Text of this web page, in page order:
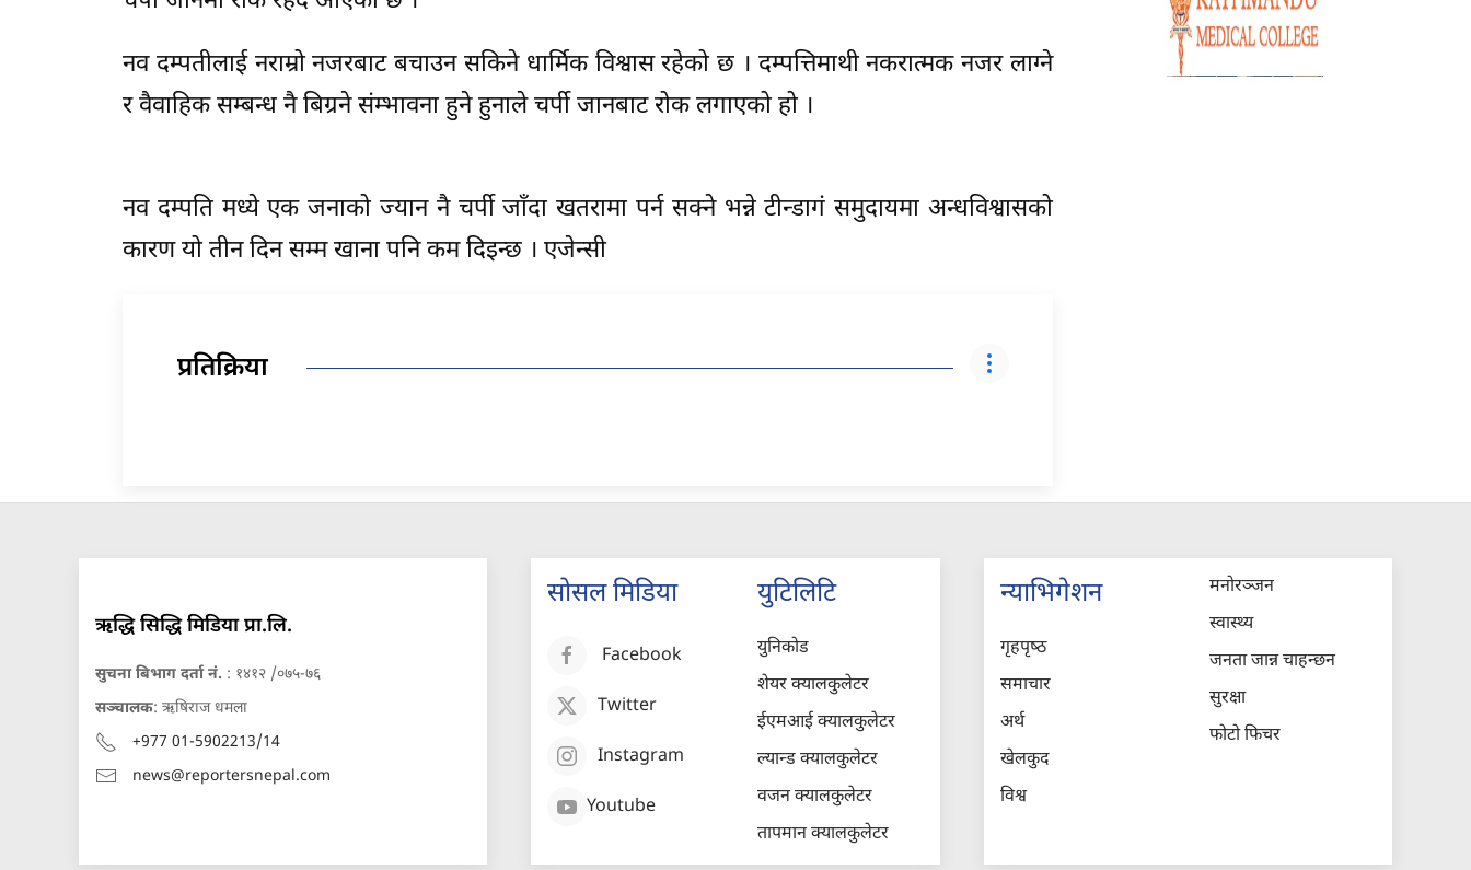
नव दम्पतीलाई नराम्रो नजरबाट बचाउन सकिने धार्मिक विश्वास रहेको छ । दम्पत्तिमाथी नकरात्मक नजर लाग्ने
र वैवाहिक सम्बन्ध नै बिग्रने संम्भावना हुने हुनाले चर्पी जानबाट रोक लगाएको हो ।
नव दम्पति मध्ये एक जनाको ज्यान नै चर्पी जाँदा खतरामा पर्न सक्ने भन्ने टीन्डागं समुदायमा अन्धविश्वासको
कारण यो तीन दिन सम्म खाना पनि कम दिइन्छ । एजेन्सी
प्रतिक्रिया
ऋद्धि सिद्धि मिडिया प्रा.लि.
सुचना बिभाग दर्ता नं. : १४१२ /०७५-७६
सञ्चालक: ऋषिराज धमला
+977 01-5902213/14
news@reportersnepal.com
सोसल मिडिया
Facebook
Twitter
Instagram
Youtube
युटिलिटि
युनिकोड
शेयर क्यालकुलेटर
ईएमआई क्यालकुलेटर
ल्यान्ड क्यालकुलेटर
वजन क्यालकुलेटर
तापमान क्यालकुलेटर
न्याभिगेशन
गृहपृष्‍ठ
समाचार
अर्थ
खेलकुद
विश्व
मनोरञ्जन
स्वास्थ्य
जनता जान्न चाहन्छन
सुरक्षा
फोटो फिचर